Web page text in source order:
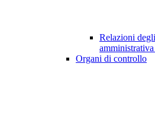
Relazioni
Organi di controllo